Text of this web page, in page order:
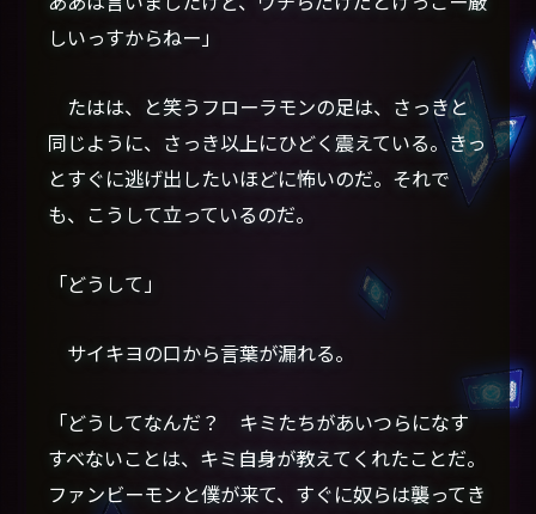
しいっすからねー」
たはは、と笑うフローラモンの足は、さっきと
同じように、さっき以上にひどく震えている。きっ
とすぐに逃げ出したいほどに怖いのだ。それで
も、こうして立っているのだ。
「どうして」
サイキヨの口から言葉が漏れる。
「どうしてなんだ？ キミたちがあいつらになす
すべないことは、キミ自身が教えてくれたことだ。
ファンビーモンと僕が来て、すぐに奴らは襲ってき